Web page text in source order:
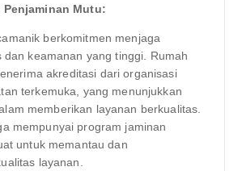
Mutu:
berkomitmen menjaga
dan keamanan yang tinggi. Rumah
akreditasi dari organisasi
terkemuka, yang menunjukkan
memberikan layanan berkualitas.
mempunyai program jaminan
untuk memantau dan
layanan.